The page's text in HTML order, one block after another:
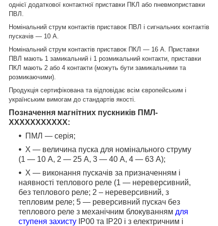
однієї додаткової контактної приставки ПКЛ або пневмоприставки
ПВЛ.
Номінальний струм контактів приставок ПВЛ і сигнальних контактів
пускачів — 10 А.
Номінальний струм контактів приставок ПКЛ — 16 А. Приставки
ПВЛ мають 1 замикальний і 1 розмикальний контакти, приставки
ПКЛ мають 2 або 4 контакти (можуть бути замикальними та
розмикаючими).
Продукція сертифікована та відповідає всім європейським і
українським вимогам до стандартів якості.
Позначення магнітних пускників ПМЛ-
ХХХХХХХХХХХ:
ПМЛ — серія;
X — величина пуска для номінального струму
(1 — 10 А, 2 — 25 А, 3 — 40 А, 4 — 63 А);
X — виконання пускачів за призначенням і
наявності теплового реле (1 — нереверсивний,
без теплового реле; 2 – нереверсивний, з
тепловим реле; 5 — реверсивний пускач без
теплового реле з механічним блокуванням для
ступеня захисту IP00 та IP20 і з електричним і